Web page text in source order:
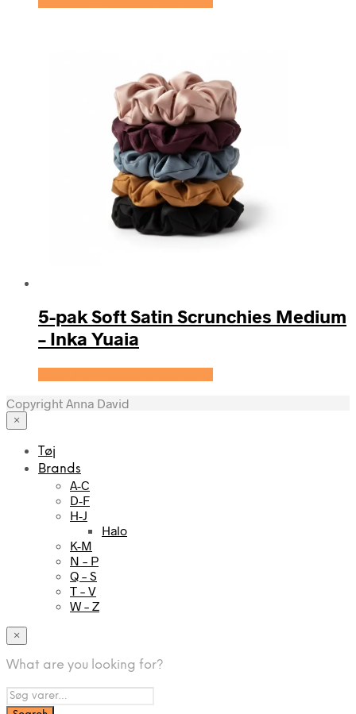
5-pak Soft Satin Scrunchies Medium
– Inka Yuaia
Copyright Anna David
×
Tøj
Brands
A-C
D-F
H-J
Halo
K-M
N – P
Q – S
T – V
W – Z
×
What are you looking for?